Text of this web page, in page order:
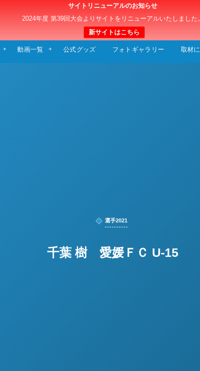
サイトリニューアルのお知らせ
2024年度 第39回大会よりサイトをリニューアルいたしました。
新サイトはこちら
日本クラブユースサッカー選手権（U-15
動画一覧 公式グッズ フォトギャラリー 取材
選手2021
千葉 樹 愛媛ＦＣ U-15